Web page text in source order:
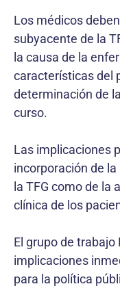
Los médicos
subyacente de la
la causa de la
características del
determinación de
curso.
Las implicaciones
incorporación de
la TFG como de la
clínica de los
El grupo de trabajo
implicaciones
para la política